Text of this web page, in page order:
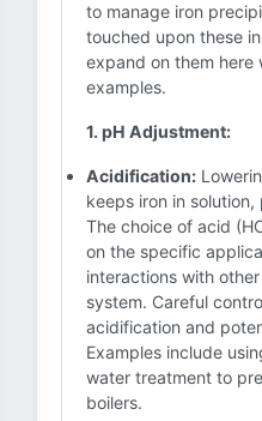
to manage iron
touched upon these
expand on them here
examples.
1. pH Adjustment:
Acidification:
keeps iron in
The choice of acid
on the specific
interactions with
system. Careful
acidification and
Examples include
water treatment to
boilers.